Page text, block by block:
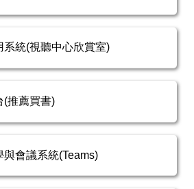
系統(視聽中心欣賞室)
(推薦買書)
與會議系統(Teams)